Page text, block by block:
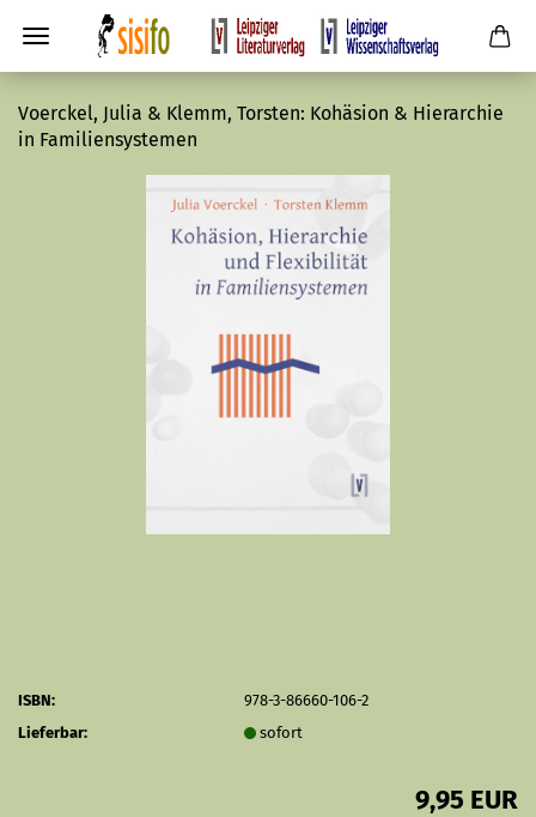
Voerckel, Julia & Klemm, Torsten: Kohäsion & Hierarchie
in Familiensystemen
ISBN:
978-3-86660-106-2
Lieferbar:
sofort
9,95 EUR